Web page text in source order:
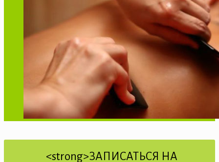
<strong>ЗАПИСАТЬСЯ НА